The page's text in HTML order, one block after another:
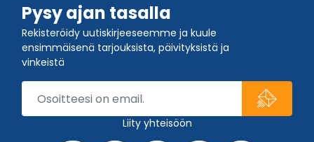
Pysy ajan tasalla
Rekisteröidy uutiskirjeeseemme ja kuule
ensimmäisenä tarjouksista, päivityksistä ja
vinkeistä
Liity yhteisöön